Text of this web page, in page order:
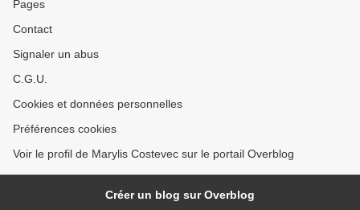
Pages
Contact
Signaler un abus
C.G.U.
Cookies et données personnelles
Préférences cookies
Voir le profil de Marylis Costevec sur le portail Overblog
Créer un blog sur Overblog